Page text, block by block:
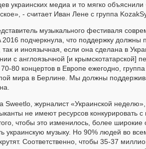
украинских медиа и то мягко
- считает Иван Лене с группа
музыкального фестиваля
2016 подчеркнула, что поддержку должны
так и иноязычная, если она сделана в
с англоязычной [и крымскотатарской]
80 концертов в Европе ежегодно,
мира в Берлине. Мы должны
Sweetlo, журналист «Украинской
не имеют ресурсов конкурировать
чтобы это изменилось, более широкие
украинскую музыку. Но 90% людей во
Соответственно, чтобы 35-37